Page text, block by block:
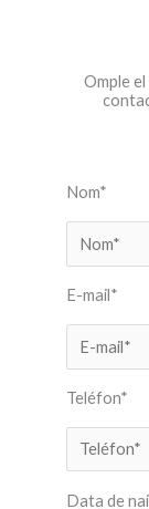
Omple
Nom*
E-mail*
Teléfon*
Data de